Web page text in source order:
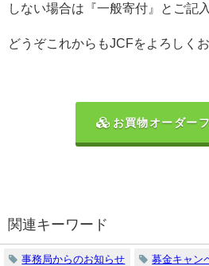
しない場合は『一般寄付』とご記
どうぞこれからもJCFをよろしく
お買物オーダー
関連キーワード
事務局からのお知らせ 募金キャン